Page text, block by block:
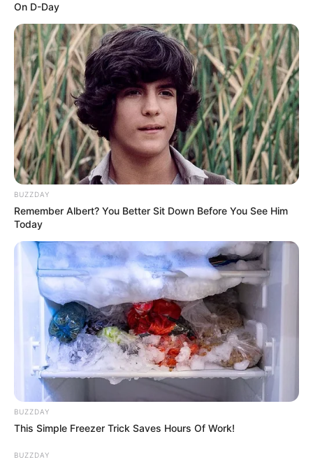
On D-Day
BUZZDAY
Remember Albert? You Better Sit Down Before You See Him
Today
BUZZDAY
This Simple Freezer Trick Saves Hours Of Work!
BUZZDAY